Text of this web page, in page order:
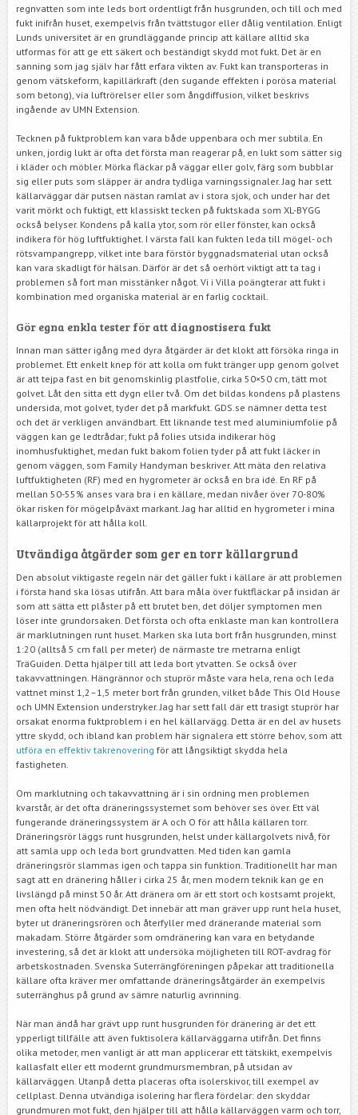
regnvatten som inte leds bort ordentligt från husgrunden, och till och med
fukt inifrån huset, exempelvis från tvättstugor eller dålig ventilation. Enligt
Lunds universitet är en grundläggande princip att källare alltid ska
utformas för att ge ett säkert och beständigt skydd mot fukt. Det är en
sanning som jag själv har fått erfara vikten av. Fukt kan transporteras in
genom vätskeform, kapillärkraft (den sugande effekten i porösa material
som betong), via luftrörelser eller som ångdiffusion, vilket beskrivs
ingående av UMN Extension.
Tecknen på fuktproblem kan vara både uppenbara och mer subtila. En
unken, jordig lukt är ofta det första man reagerar på, en lukt som sätter sig
i kläder och möbler. Mörka fläckar på väggar eller golv, färg som bubblar
sig eller puts som släpper är andra tydliga varningssignaler. Jag har sett
källarväggar där putsen nästan ramlat av i stora sjok, och under har det
varit mörkt och fuktigt, ett klassiskt tecken på fuktskada som XL-BYGG
också belyser. Kondens på kalla ytor, som rör eller fönster, kan också
indikera för hög luftfuktighet. I värsta fall kan fukten leda till mögel- och
rötsvampangrepp, vilket inte bara förstör byggnadsmaterial utan också
kan vara skadligt för hälsan. Därför är det så oerhört viktigt att ta tag i
problemen så fort man misstänker något. Vi i Villa poängterar att fukt i
kombination med organiska material är en farlig cocktail.
Gör egna enkla tester för att diagnostisera fukt
Innan man sätter igång med dyra åtgärder är det klokt att försöka ringa in
problemet. Ett enkelt knep för att kolla om fukt tränger upp genom golvet
är att tejpa fast en bit genomskinlig plastfolie, cirka 50×50 cm, tätt mot
golvet. Låt den sitta ett dygn eller två. Om det bildas kondens på plastens
undersida, mot golvet, tyder det på markfukt. GDS.se nämner detta test
och det är verkligen användbart. Ett liknande test med aluminiumfolie på
väggen kan ge ledtrådar; fukt på folies utsida indikerar hög
inomhusfuktighet, medan fukt bakom folien tyder på att fukt läcker in
genom väggen, som Family Handyman beskriver. Att mäta den relativa
luftfuktigheten (RF) med en hygrometer är också en bra idé. En RF på
mellan 50-55% anses vara bra i en källare, medan nivåer över 70-80%
ökar risken för mögelpåväxt markant. Jag har alltid en hygrometer i mina
källarprojekt för att hålla koll.
Utvändiga åtgärder som ger en torr källargrund
Den absolut viktigaste regeln när det gäller fukt i källare är att problemen
i första hand ska lösas utifrån. Att bara måla över fuktfläckar på insidan är
som att sätta ett plåster på ett brutet ben, det döljer symptomen men
löser inte grundorsaken. Det första och ofta enklaste man kan kontrollera
är marklutningen runt huset. Marken ska luta bort från husgrunden, minst
1:20 (alltså 5 cm fall per meter) de närmaste tre metrarna enligt
TräGuiden. Detta hjälper till att leda bort ytvatten. Se också över
takavvattningen. Hängrännor och stuprör måste vara hela, rena och leda
vattnet minst 1,2–1,5 meter bort från grunden, vilket både This Old House
och UMN Extension understryker. Jag har sett fall där ett trasigt stuprör har
orsakat enorma fuktproblem i en hel källarvägg. Detta är en del av husets
yttre skydd, och ibland kan problem här signalera ett större behov, som att
utföra en effektiv takrenovering för att långsiktigt skydda hela
fastigheten.
Om marklutning och takavvattning är i sin ordning men problemen
kvarstår, är det ofta dräneringssystemet som behöver ses över. Ett väl
fungerande dräneringssystem är A och O för att hålla källaren torr.
Dräneringsrör läggs runt husgrunden, helst under källargolvets nivå, för
att samla upp och leda bort grundvatten. Med tiden kan gamla
dräneringsrör slammas igen och tappa sin funktion. Traditionellt har man
sagt att en dränering håller i cirka 25 år, men modern teknik kan ge en
livslängd på minst 50 år. Att dränera om är ett stort och kostsamt projekt,
men ofta helt nödvändigt. Det innebär att man gräver upp runt hela huset,
byter ut dräneringsrören och återfyller med dränerande material som
makadam. Större åtgärder som omdränering kan vara en betydande
investering, så det är klokt att undersöka möjligheten till ROT-avdrag för
arbetskostnaden. Svenska Suterrängföreningen påpekar att traditionella
källare ofta kräver mer omfattande dräneringsåtgärder än exempelvis
suterränghus på grund av sämre naturlig avrinning.
När man ändå har grävt upp runt husgrunden för dränering är det ett
ypperligt tillfälle att även fuktisolera källarväggarna utifrån. Det finns
olika metoder, men vanligt är att man applicerar ett tätskikt, exempelvis
kallasfalt eller ett modernt grundmursmembran, på utsidan av
källarväggen. Utanpå detta placeras ofta isolerskivor, till exempel av
cellplast. Denna utvändiga isolering har flera fördelar: den skyddar
grundmuren mot fukt, den hjälper till att hålla källarväggen varm och torr,